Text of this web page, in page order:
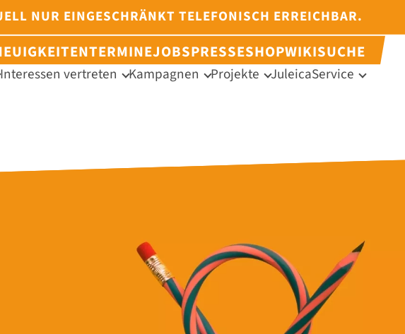
NUR EINGESCHRÄNKT TELEFONISCH ERREICHBAR.
TERMINEJOBSPRESSESHOPWIKISUCHE
Interessen vertreten Kampagnen Projekte JuleicaService